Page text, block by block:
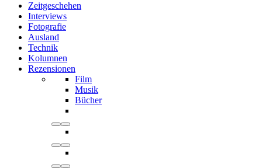
Zeitgeschehen
Interviews
Fotografie
Ausland
Technik
Kolumnen
Rezensionen
Film
Musik
Bücher